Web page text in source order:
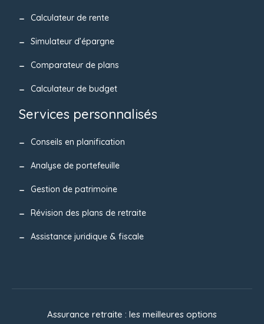
Calculateur de rente
Simulateur d’épargne
Comparateur de plans
Calculateur de budget
Services personnalisés
Conseils en planification
Analyse de portefeuille
Gestion de patrimoine
Révision des plans de retraite
Assistance juridique & fiscale
Assurance retraite : les meilleures options